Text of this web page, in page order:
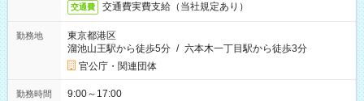
交通費 交通費実費支給（当社規定あり）
勤務地
東京都港区
溜池山王駅から徒歩5分 / 六本木一丁目駅から徒歩3分
官公庁・関連団体
勤務時間 9:00～17:00